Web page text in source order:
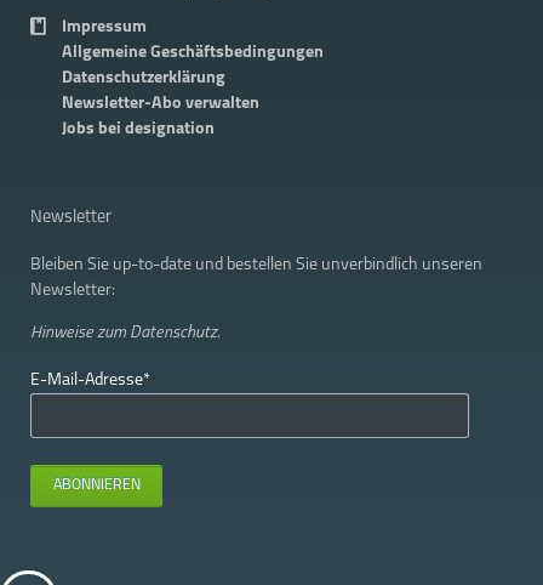
Impressum
Allgemeine Geschäftsbedingungen
Datenschutzerklärung
Newsletter-Abo verwalten
Jobs bei designation
Newsletter
Bleiben Sie up-to-date und bestellen Sie unverbindlich unseren
Newsletter:
Hinweise zum Datenschutz.
Pflichtfeld
E-Mail-Adresse*
ABONNIEREN